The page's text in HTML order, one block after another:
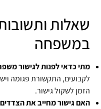
שאלות
במשפחה
מתי כדאי לפנות לגישור
לקבועים, התקשורת פגומה
הזמן לשקול גישור.
האם גישור מחייב את